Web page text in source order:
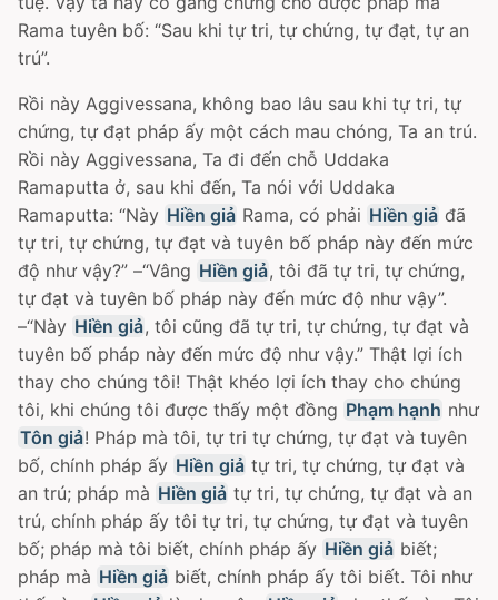
Rama tuyên bố: “Sau khi tự tri, tự chứng, tự đạt, tự an
trú”.
Rồi này Aggivessana, không bao lâu sau khi tự tri, tự
chứng, tự đạt pháp ấy một cách mau chóng, Ta an trú.
Rồi này Aggivessana, Ta đi đến chỗ Uddaka
Ramaputta ở, sau khi đến, Ta nói với Uddaka
Ramaputta: “Này Hiền giả Rama, có phải Hiền giả đã
tự tri, tự chứng, tự đạt và tuyên bố pháp này đến mức
độ như vậy?” –“Vâng Hiền giả, tôi đã tự tri, tự chứng,
tự đạt và tuyên bố pháp này đến mức độ như vậy”.
–“Này Hiền giả, tôi cũng đã tự tri, tự chứng, tự đạt và
tuyên bố pháp này đến mức độ như vậy.” Thật lợi ích
thay cho chúng tôi! Thật khéo lợi ích thay cho chúng
tôi, khi chúng tôi được thấy một đồng Phạm hạnh như
Tôn giả! Pháp mà tôi, tự tri tự chứng, tự đạt và tuyên
bố, chính pháp ấy Hiền giả tự tri, tự chứng, tự đạt và
an trú; pháp mà Hiền giả tự tri, tự chứng, tự đạt và an
trú, chính pháp ấy tôi tự tri, tự chứng, tự đạt và tuyên
bố; pháp mà tôi biết, chính pháp ấy Hiền giả biết;
pháp mà Hiền giả biết, chính pháp ấy tôi biết. Tôi như